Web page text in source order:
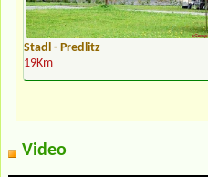
Stadl - Predlitz
19Km
Video